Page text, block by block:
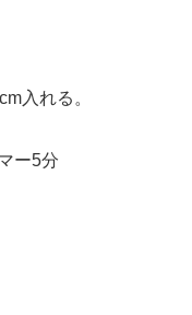
入れる。
ー5分